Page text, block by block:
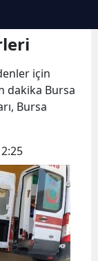
için
dakika Bursa
Bursa